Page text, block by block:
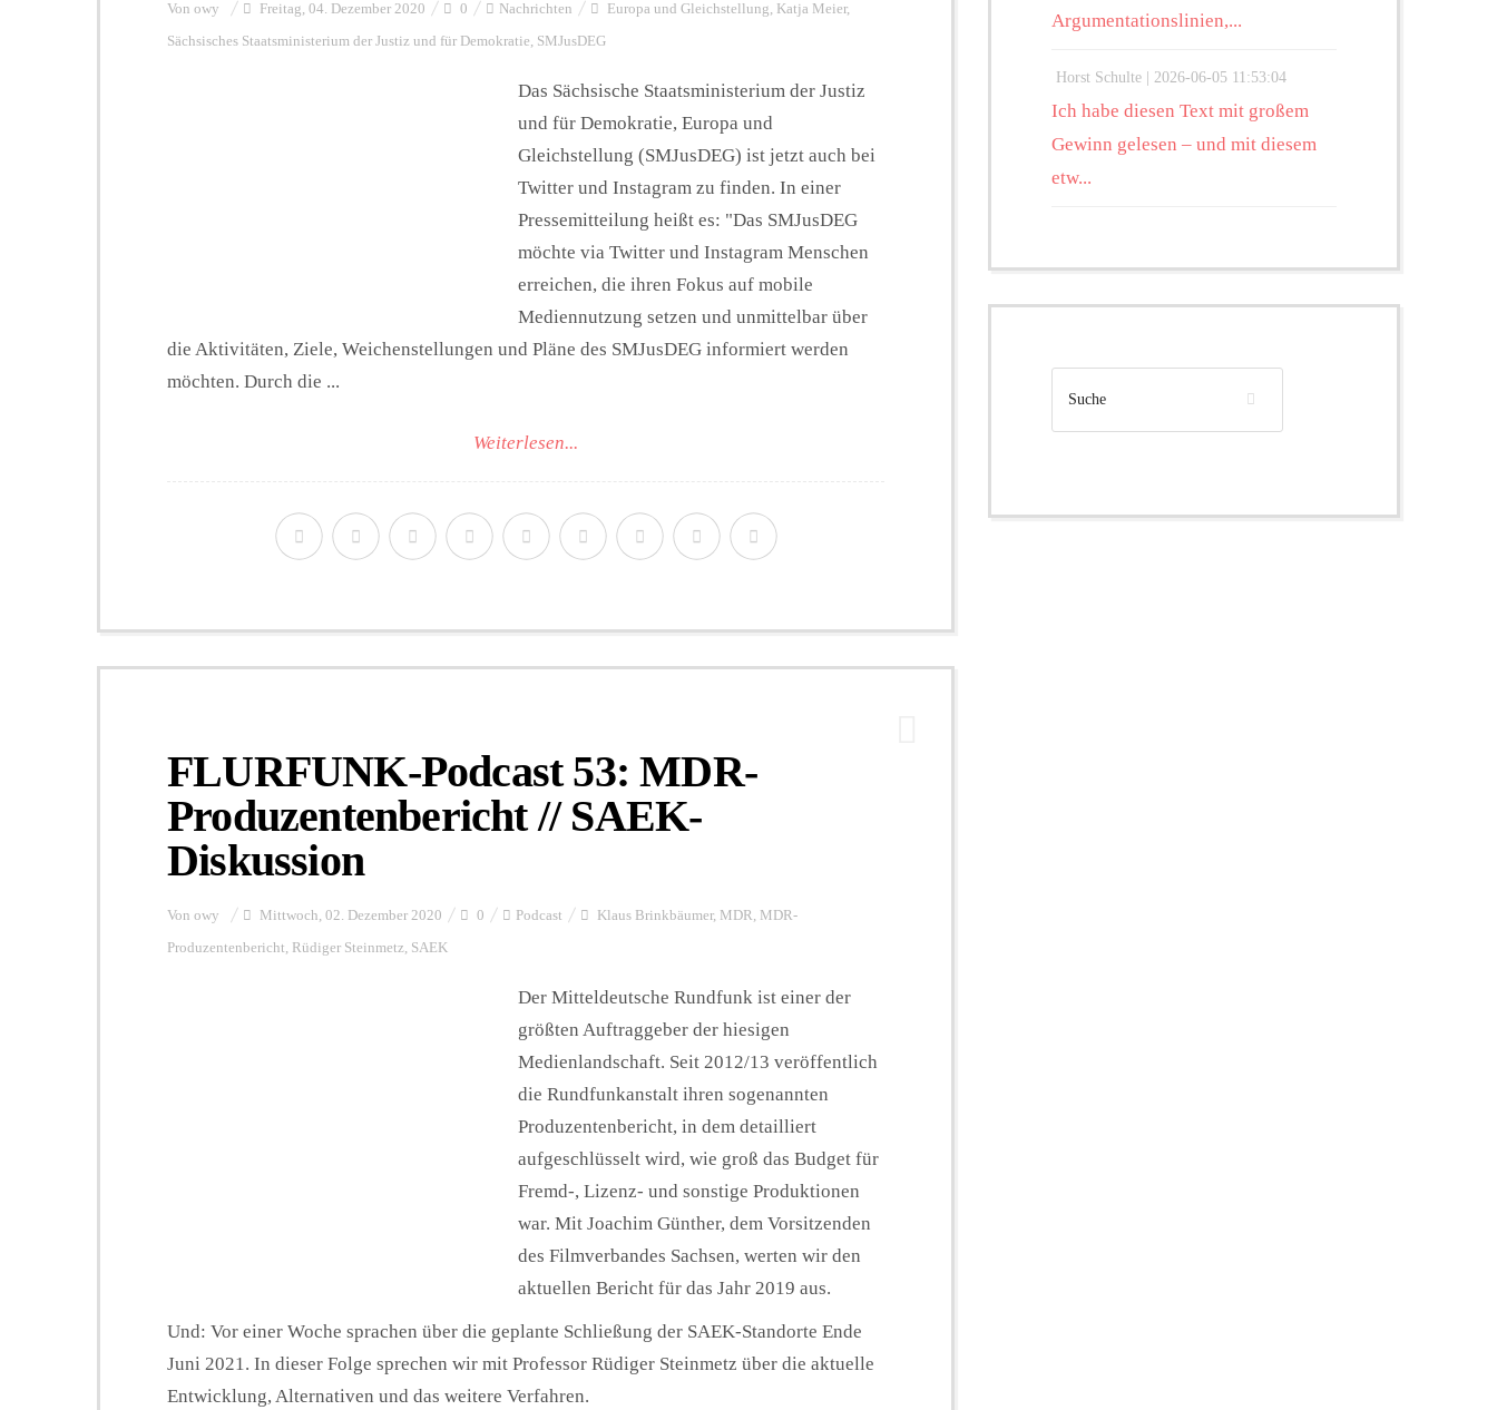
Von owy Freitag, 04. Dezember 2020 0 Nachrichten Europa und Gleichstellung, Katja Meier,
Sächsisches Staatsministerium der Justiz und für Demokratie, SMJusDEG
Das Sächsische Staatsministerium der Justiz
und für Demokratie, Europa und
Gleichstellung (SMJusDEG) ist jetzt auch bei
Twitter und Instagram zu finden. In einer
Pressemitteilung heißt es: "Das SMJusDEG
möchte via Twitter und Instagram Menschen
erreichen, die ihren Fokus auf mobile
Mediennutzung setzen und unmittelbar über
die Aktivitäten, Ziele, Weichenstellungen und Pläne des SMJusDEG informiert werden
möchten. Durch die ...
Weiterlesen...
FLURFUNK-Podcast 53: MDR-
Produzentenbericht // SAEK-
Diskussion
Von owy Mittwoch, 02. Dezember 2020 0 Podcast Klaus Brinkbäumer, MDR MDR-
Produzentenbericht Rüdiger Steinmetz SAEK
Der Mitteldeutsche Rundfunk ist einer der
größten Auftraggeber der hiesigen
Medienlandschaft. Seit 2012/13 veröffentlich
die Rundfunkanstalt ihren sogenannten
Produzentenbericht, in dem detailliert
aufgeschlüsselt wird, wie groß das Budget für
Fremd-, Lizenz- und sonstige Produktionen
war. Mit Joachim Günther, dem Vorsitzenden
des Filmverbandes Sachsen, werten wir den
aktuellen Bericht für das Jahr 2019 aus.
Und: Vor einer Woche sprachen über die geplante Schließung der SAEK-Standorte Ende
Juni 2021. In dieser Folge sprechen wir mit Professor Rüdiger Steinmetz über die aktuelle
Entwicklung, Alternativen und das weitere Verfahren.
Argumentationslinien,...
Horst Schulte | 2026-06-05 11:53:04
Ich habe diesen Text mit großem
Gewinn gelesen – und mit diesem
etw...